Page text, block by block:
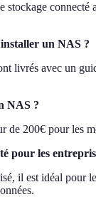
connecté
un NAS ?
livrés avec un
NAS ?
de 200€ pour les
pour les
il est idéal pour